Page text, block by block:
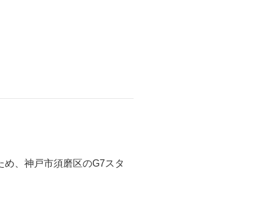
、神戸市須磨区のG7スタ